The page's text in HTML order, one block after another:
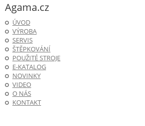
Agama.cz
ÚVOD
VÝROBA
SERVIS
ŠTĚPKOVÁNÍ
POUŽITÉ STROJE
E-KATALOG
NOVINKY
VIDEO
O NÁS
KONTAKT